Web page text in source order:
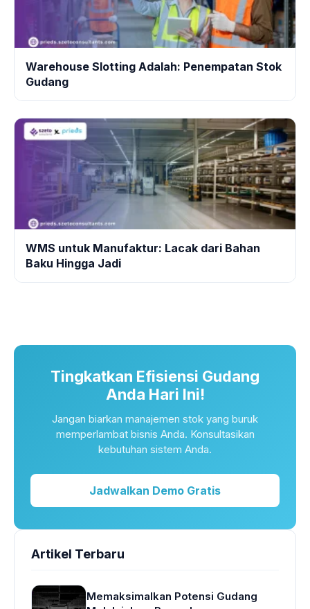
Warehouse Slotting Adalah: Penempatan Stok
Gudang
WMS untuk Manufaktur: Lacak dari Bahan
Baku Hingga Jadi
Tingkatkan Efisiensi Gudang
Anda Hari Ini!
Jangan biarkan manajemen stok yang buruk
memperlambat bisnis Anda. Konsultasikan
kebutuhan sistem Anda.
Jadwalkan Demo Gratis
Artikel Terbaru
Memaksimalkan Potensi Gudang